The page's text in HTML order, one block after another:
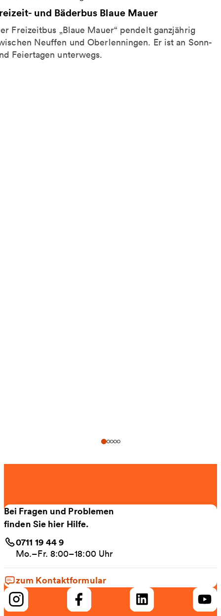
und Bäderbus Blaue Mauer
Freizeitbus „Blaue Mauer“ pendelt ganzjährig
Neuffen und Oberlenningen. Er ist an Sonn-
Feiertagen unterwegs.
Bei Fragen und Problemen
finden Sie hier Hilfe.
0711 19 44 9
Mo.–Fr. 8:00–18:00 Uhr
zum Kontaktformular